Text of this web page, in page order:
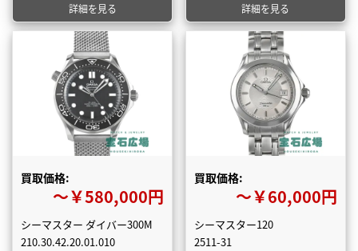
詳細を見る 詳細を見る
買取価格:
〜￥580,000円
シーマスター ダイバー300M
210.30.42.20.01.010
買取価格:
〜￥60,000円
シーマスター120
2511-31